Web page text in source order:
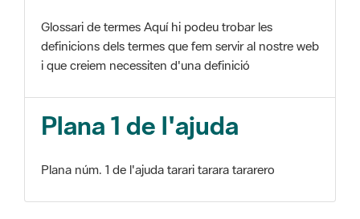
Glossari de termes Aquí hi podeu trobar les
definicions dels termes que fem servir al nostre web
i que creiem necessiten d'una definició
Plana 1 de l'ajuda
Plana núm. 1 de l'ajuda tarari tarara tararero